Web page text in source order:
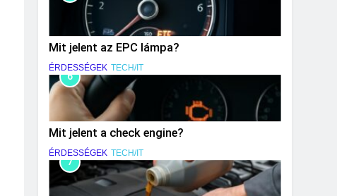
Mit jelent az EPC lámpa?
ÉRDESSÉGEK TECH/IT
6
Mit jelent a check engine?
ÉRDESSÉGEK TECH/IT
7